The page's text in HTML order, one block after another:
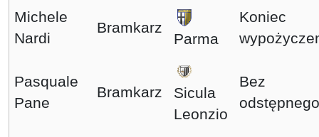
Michele
Nardi
Bramkarz
Parma
Koniec
Pasquale
Pane
Bramkarz
Sicula
Leonzio
Bez
odstępnego